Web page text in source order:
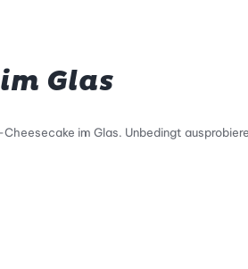
Glas
im Glas. Unbedingt